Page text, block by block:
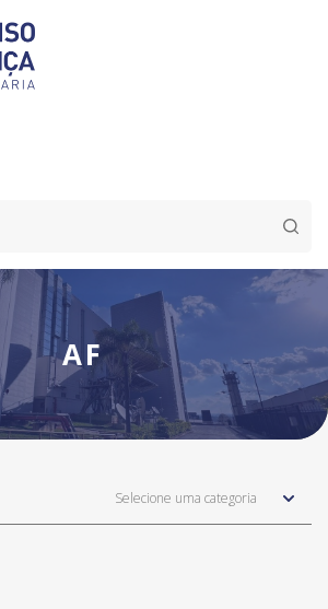
AF
Selecione uma categoria